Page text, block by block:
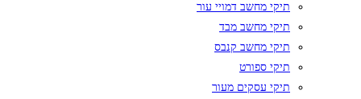
תיקי מחשב דמויי עור
תיקי מחשב מבד
תיקי מחשב קנבס
תיקי ספורט
תיקי עסקים מעור